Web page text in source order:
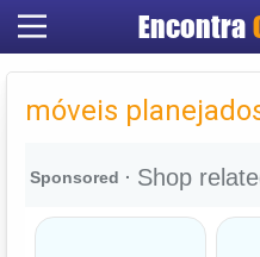
Encontra
móveis